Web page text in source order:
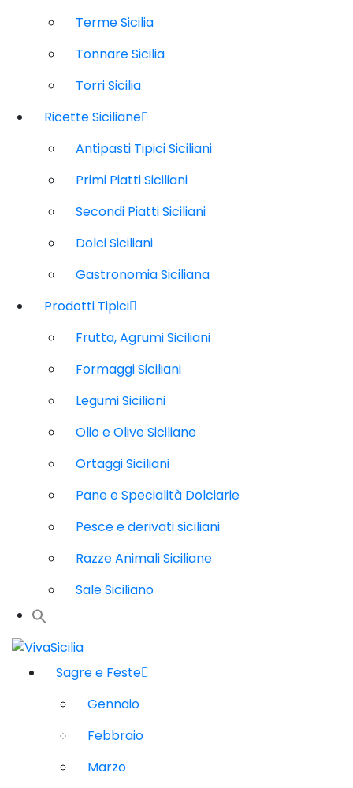
Terme Sicilia
Tonnare Sicilia
Torri Sicilia
Ricette Siciliane
Antipasti Tipici Siciliani
Primi Piatti Siciliani
Secondi Piatti Siciliani
Dolci Siciliani
Gastronomia Siciliana
Prodotti Tipici
Frutta, Agrumi Siciliani
Formaggi Siciliani
Legumi Siciliani
Olio e Olive Siciliane
Ortaggi Siciliani
Pane e Specialità Dolciarie
Pesce e derivati siciliani
Razze Animali Siciliane
Sale Siciliano
Sagre e Feste
Gennaio
Febbraio
Marzo